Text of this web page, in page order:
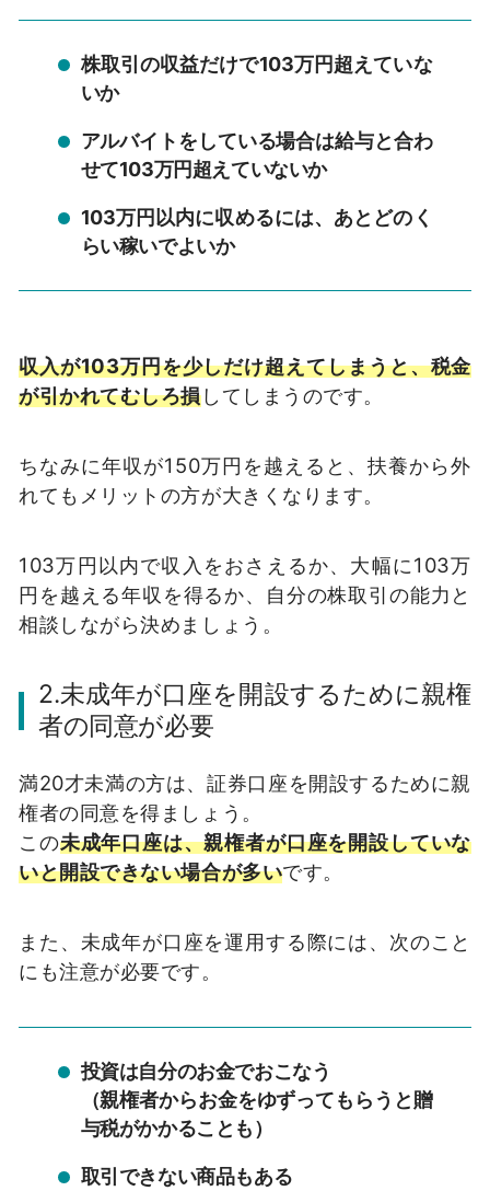
株取引の収益だけで103万円超えていな
いか
アルバイトをしている場合は給与と合わ
せて103万円超えていないか
103万円以内に収めるには、あとどのく
らい稼いでよいか
収入が103万円を少しだけ超えてしまうと、税金
が引かれてむしろ損してしまうのです。
ちなみに年収が150万円を越えると、扶養から外
れてもメリットの方が大きくなります。
103万円以内で収入をおさえるか、大幅に103万
円を越える年収を得るか、自分の株取引の能力と
相談しながら決めましょう。
2.未成年が口座を開設するために親権
者の同意が必要
満20才未満の方は、証券口座を開設するために親
権者の同意を得ましょう。
この未成年口座は、親権者が口座を開設していな
いと開設できない場合が多いです。
また、未成年が口座を運用する際には、次のこと
にも注意が必要です。
投資は自分のお金でおこなう
（親権者からお金をゆずってもらうと贈
与税がかかることも）
取引できない商品もある